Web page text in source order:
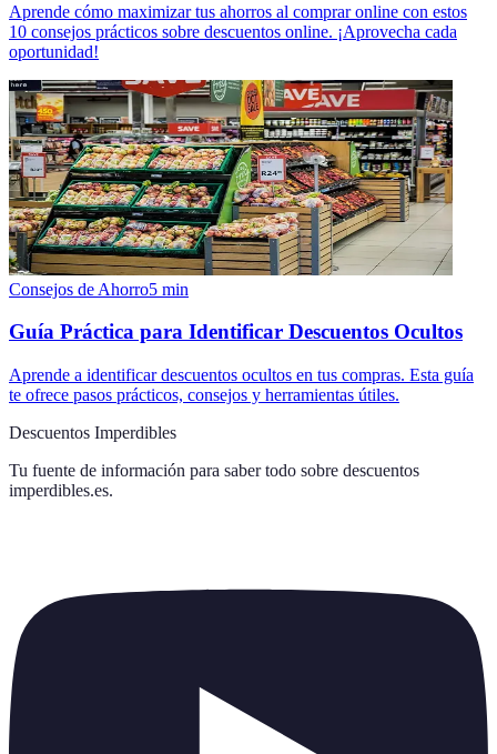
Aprende cómo maximizar tus ahorros al comprar online con estos
10 consejos prácticos sobre descuentos online. ¡Aprovecha cada
oportunidad!
Consejos de Ahorro5 min
Guía Práctica para Identificar Descuentos Ocultos
Aprende a identificar descuentos ocultos en tus compras. Esta guía
te ofrece pasos prácticos, consejos y herramientas útiles.
Descuentos Imperdibles
Tu fuente de información para saber todo sobre descuentos
imperdibles.es.